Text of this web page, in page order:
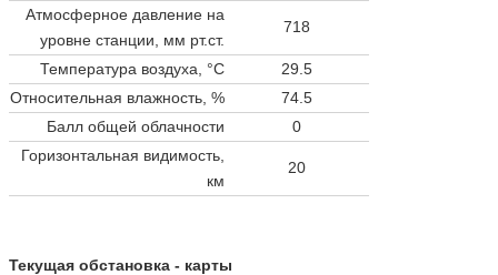
Атмосферное давление на
уровне станции, мм рт.ст.
718
Температура воздуха, °C
29.5
Относительная влажность, %
74.5
Балл общей облачности
0
Горизонтальная видимость,
км
20
Текущая обстановка - карты